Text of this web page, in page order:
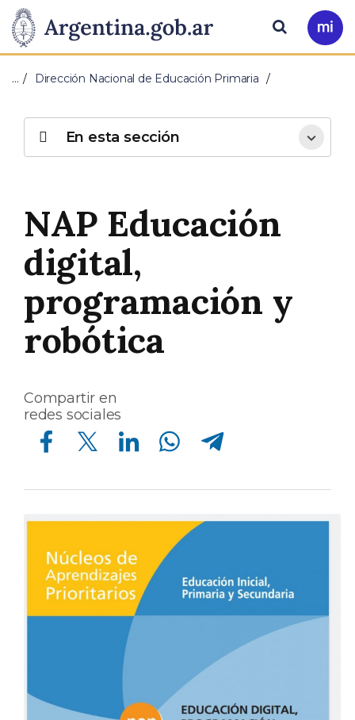
Presidencia
de
Nación
Pasar al contenido principal
Ir
a
Buscar
… Dirección Nacional de Educación Primaria
NAP Educación
digital,
programación y
robótica
Compartir en
redes sociales
Compartir en Facebook Compartir en Twitter Compartir en Linkedin Compartir en Whatsapp Compartir en Telegram
En esta sección